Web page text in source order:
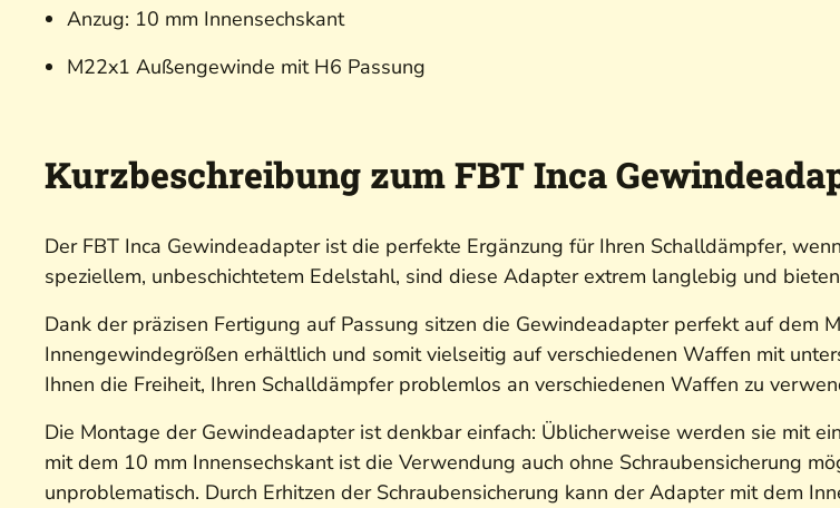
Anzug: 10 mm Innensechskant
M22x1 Außengewinde mit H6 Passung
Kurzbeschreibung zum FBT Inca
Der FBT Inca Gewindeadapter ist die perfekte Ergänzung für Ihren Schalldämpfer,
speziellem, unbeschichtetem Edelstahl, sind diese Adapter extrem langlebig und
Dank der präzisen Fertigung auf Passung sitzen die Gewindeadapter perfekt auf dem
Innengewindegrößen erhältlich und somit vielseitig auf verschiedenen Waffen mit
Ihnen die Freiheit, Ihren Schalldämpfer problemlos an verschiedenen Waffen zu
Die Montage der Gewindeadapter ist denkbar einfach: Üblicherweise werden sie mit
mit dem 10 mm Innensechskant ist die Verwendung auch ohne Schraubensicherung
unproblematisch. Durch Erhitzen der Schraubensicherung kann der Adapter mit dem